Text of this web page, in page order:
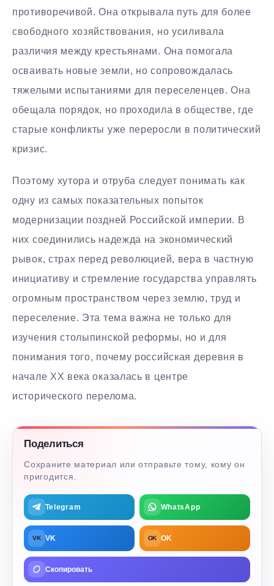
противоречивой. Она открывала путь для более
свободного хозяйствования, но усиливала
различия между крестьянами. Она помогала
осваивать новые земли, но сопровождалась
тяжелыми испытаниями для переселенцев. Она
обещала порядок, но проходила в обществе, где
старые конфликты уже переросли в политический
кризис.
Поэтому хутора и отруба следует понимать как
одну из самых показательных попыток
модернизации поздней Российской империи. В
них соединились надежда на экономический
рывок, страх перед революцией, вера в частную
инициативу и стремление государства управлять
огромным пространством через землю, труд и
переселение. Эта тема важна не только для
изучения столыпинской реформы, но и для
понимания того, почему российская деревня в
начале XX века оказалась в центре
исторического перелома.
Поделиться
Сохраните материал или отправьте тому, кому он
пригодится.
Telegram WhatsApp
VK VK OK OK
Скопировать